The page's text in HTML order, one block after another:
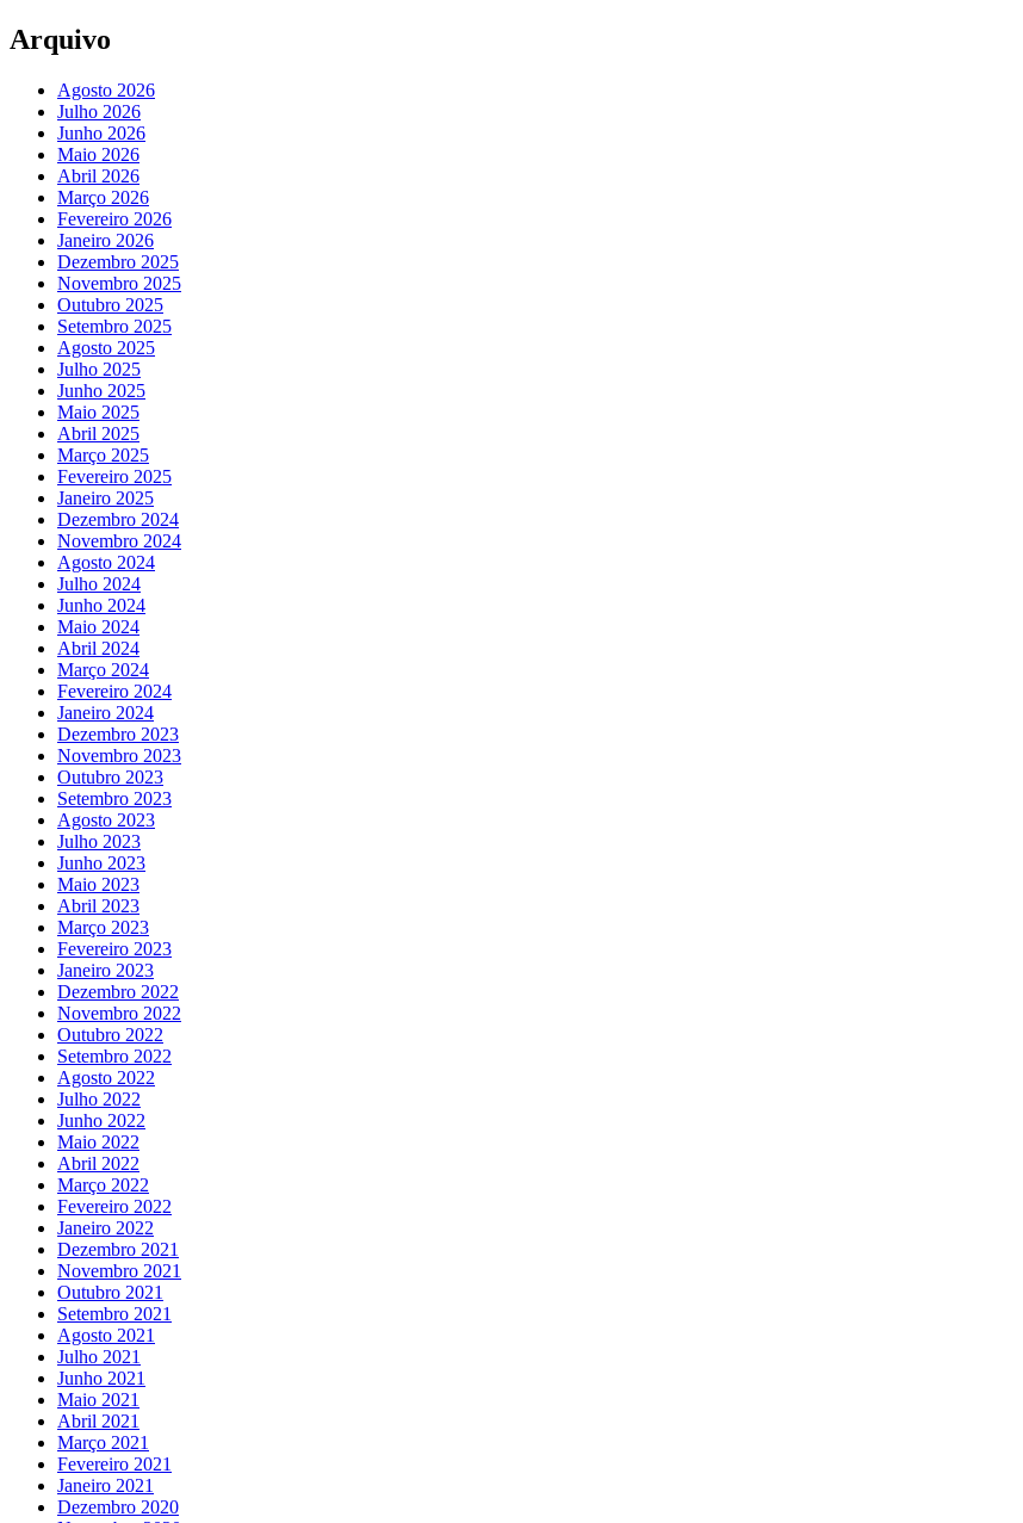
Arquivo
Agosto 2026
Julho 2026
Junho 2026
Maio 2026
Abril 2026
Março 2026
Fevereiro 2026
Janeiro 2026
Dezembro 2025
Novembro 2025
Outubro 2025
Setembro 2025
Agosto 2025
Julho 2025
Junho 2025
Maio 2025
Abril 2025
Março 2025
Fevereiro 2025
Janeiro 2025
Dezembro 2024
Novembro 2024
Agosto 2024
Julho 2024
Junho 2024
Maio 2024
Abril 2024
Março 2024
Fevereiro 2024
Janeiro 2024
Dezembro 2023
Novembro 2023
Outubro 2023
Setembro 2023
Agosto 2023
Julho 2023
Junho 2023
Maio 2023
Abril 2023
Março 2023
Fevereiro 2023
Janeiro 2023
Dezembro 2022
Novembro 2022
Outubro 2022
Setembro 2022
Agosto 2022
Julho 2022
Junho 2022
Maio 2022
Abril 2022
Março 2022
Fevereiro 2022
Janeiro 2022
Dezembro 2021
Novembro 2021
Outubro 2021
Setembro 2021
Agosto 2021
Julho 2021
Junho 2021
Maio 2021
Abril 2021
Março 2021
Fevereiro 2021
Janeiro 2021
Dezembro 2020